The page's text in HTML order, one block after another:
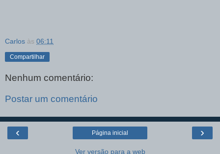
Carlos às 06:11
Compartilhar
Nenhum comentário:
Postar um comentário
‹ ›
Página inicial
Ver versão para a web